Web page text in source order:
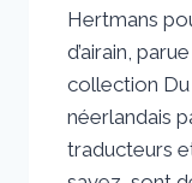
Hertmans
d’airain,
collection
néerlandais
traducteurs